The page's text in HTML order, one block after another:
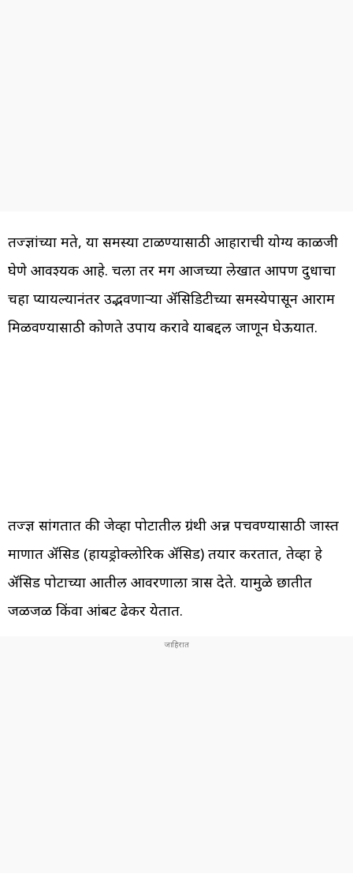
तज्ज्ञांच्या मते, या समस्या टाळण्यासाठी आहाराची योग्य काळजी
घेणे आवश्यक आहे. चला तर मग आजच्या लेखात आपण दुधाचा
चहा प्यायल्यानंतर उद्भवणाऱ्या ॲसिडिटीच्या समस्येपासून आराम
मिळवण्यासाठी कोणते उपाय करावे याबद्दल जाणून घेऊयात.
तज्ज्ञ सांगतात की जेव्हा पोटातील ग्रंथी अन्न पचवण्यासाठी जास्त
प्रमाणात ॲसिड (हायड्रोक्लोरिक ॲसिड) तयार करतात, तेव्हा हे
ॲसिड पोटाच्या आतील आवरणाला त्रास देते. यामुळे छातीत
जळजळ किंवा आंबट ढेकर येतात.